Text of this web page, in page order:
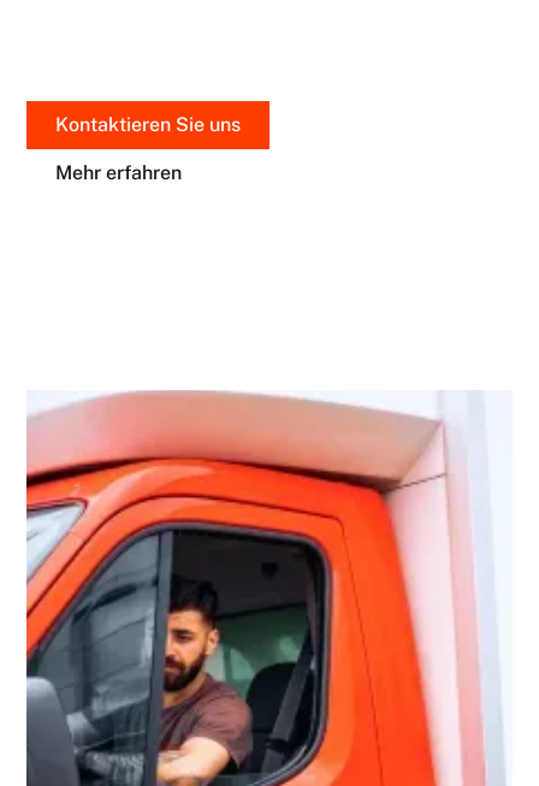
Kontaktieren Sie uns
Mehr erfahren